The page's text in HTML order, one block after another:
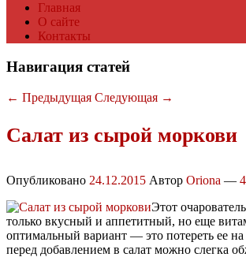
Главная
О сайте
Контакты
Навигация статей
← Предыдущая Следующая →
Салат из сырой моркови
Опубликовано 24.12.2015 Автор Oriona —
Этот
только вкусный и аппетитный, но еще
оптимальный вариант — это потереть ее
перед добавлением в салат можно слегка